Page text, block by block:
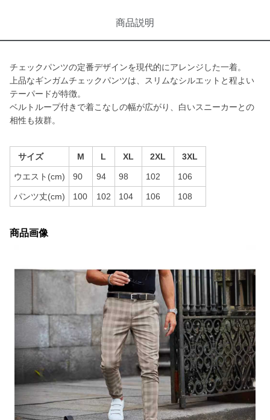
商品説明
チェックパンツの定番デザインを現代的にアレンジした一着。
上品なギンガムチェックパンツは、スリムなシルエットと程よい
テーパードが特徴。
ベルトループ付きで着こなしの幅が広がり、白いスニーカーとの
相性も抜群。
サイズ M L XL 2XL 3XL
ウエスト(cm) 90 94 98 102 106
パンツ丈(cm) 100 102 104 106 108
商品画像